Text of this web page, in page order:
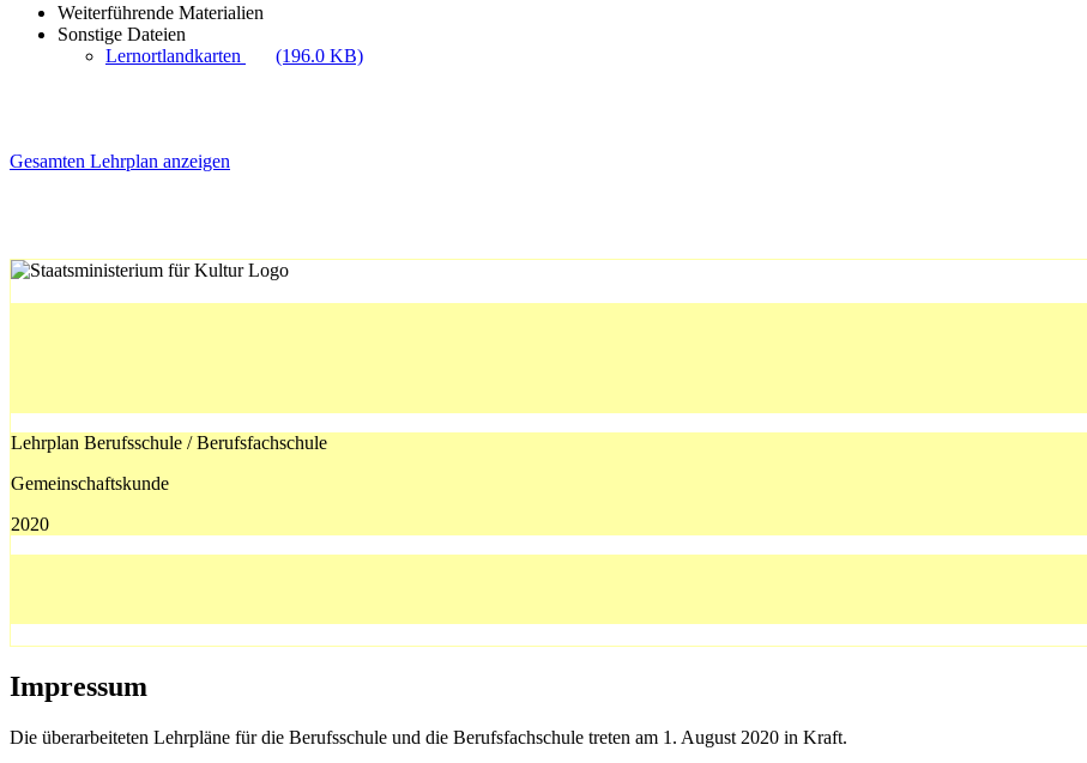
Weiterführende Materialien
Sonstige Dateien
Lernortlandkarten
(196.0 KB)
Gesamten Lehrplan anzeigen
Lehrplan Berufsschule / Berufsfachschule
Gemeinschaftskunde
2020
Impressum
Die überarbeiteten Lehrpläne für die Berufsschule und die Berufsfachschule treten am 1. August 2020 in Kraft.